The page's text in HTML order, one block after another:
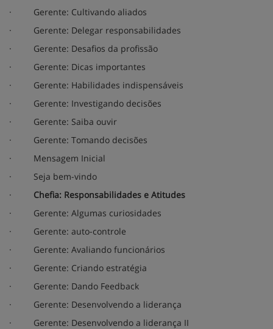
·
Gerente: Cultivando aliados
·
Gerente: Delegar responsabilidades
·
Gerente: Desafios da profissão
·
Gerente: Dicas importantes
·
Gerente: Habilidades indispensáveis
·
Gerente: Investigando decisões
·
Gerente: Saiba ouvir
·
Gerente: Tomando decisões
·
Mensagem Inicial
·
Seja bem-vindo
·
Chefia: Responsabilidades e Atitudes
·
Gerente: Algumas curiosidades
·
Gerente: auto-controle
·
Gerente: Avaliando funcionários
·
Gerente: Criando estratégia
·
Gerente: Dando Feedback
·
Gerente: Desenvolvendo a liderança
·
Gerente: Desenvolvendo a liderança II